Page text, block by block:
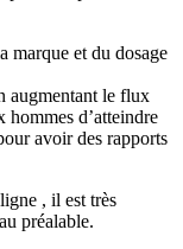
marque et du dosage
augmentant le flux
hommes d’atteindre
avoir des rapports
, il est très
préalable.